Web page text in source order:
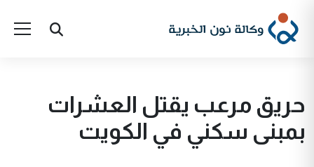
حريق مرعب يقتل العشرات
بمبنى سكني في الكويت